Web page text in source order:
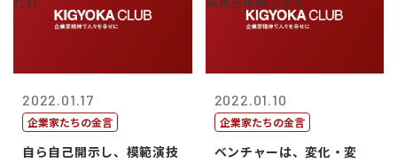
2022.01.17
企業家たちの金言
自ら自己開示し、模範演技
2022.01.10
企業家たちの金言
ベンチャーは、変化・変